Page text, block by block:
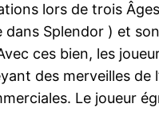
lors de trois
Splendor ) et
ces bien, les
des merveilles
Le joueur